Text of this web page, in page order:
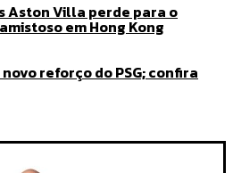
Aston Villa perde para o
em Hong Kong
reforço do PSG; confira